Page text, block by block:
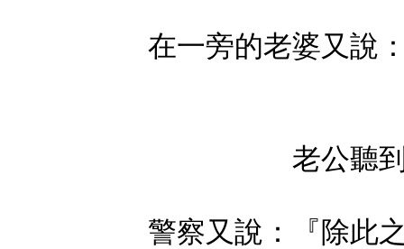
在一旁的老婆又說
老公聽
警察又說：『除此